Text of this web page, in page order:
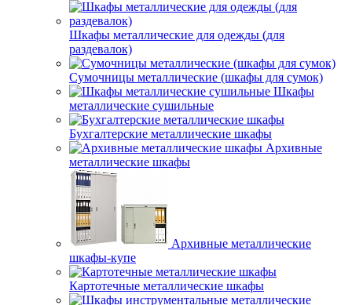
Шкафы металлические для одежды (для
раздевалок)
Сумочницы металлические (шкафы для сумок)
Шкафы
металлические сушильные
Бухгалтерские металлические шкафы
Архивные
металлические шкафы
Архивные металлические
шкафы-купе
Картотечные металлические шкафы